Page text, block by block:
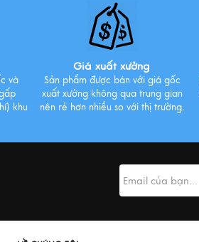
và
khu
Giá xuất xưởng
Sản phẩm được bán với giá gốc
xuất xưởng không qua trung gian
nên rẻ hơn nhiều so với thị trường.